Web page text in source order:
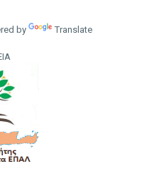
by Translate